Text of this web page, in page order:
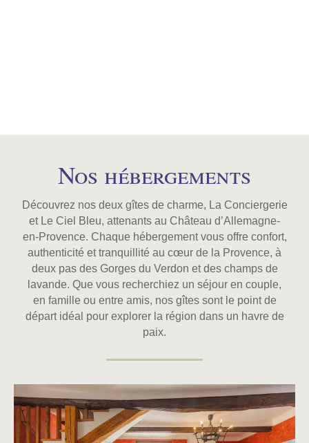
Nos hébergements
Découvrez nos deux gîtes de charme, La Conciergerie
et Le Ciel Bleu, attenants au Château d’Allemagne-
en-Provence. Chaque hébergement vous offre confort,
authenticité et tranquillité au cœur de la Provence, à
deux pas des Gorges du Verdon et des champs de
lavande. Que vous recherchiez un séjour en couple,
en famille ou entre amis, nos gîtes sont le point de
départ idéal pour explorer la région dans un havre de
paix.